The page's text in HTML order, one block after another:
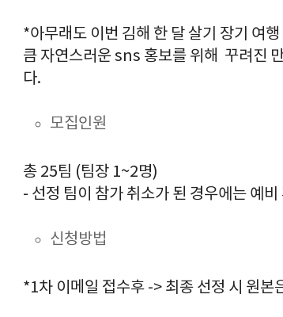
*아무래도 이번 김해 한 달 살기 장기 여
큼 자연스러운 sns 홍보를 위해 꾸려진
다.
모집인원
총 25팀 (팀장 1~2명)
- 선정 팀이 참가 취소가 된 경우에는 예
신청방법
*1차 이메일 접수후 -> 최종 선정 시 원본